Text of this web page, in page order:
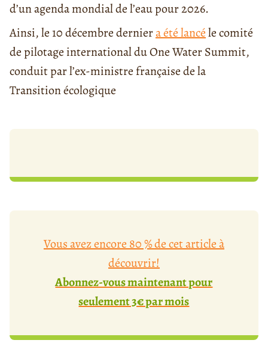
d’un agenda mondial de l’eau pour 2026.
Ainsi, le 10 décembre derniera été lancéle comité
de pilotage international du One Water Summit,
conduit par l’ex-ministre française de la
Transition écologique
Vous avez encore 80 % de cet article à
découvrir!
Abonnez-vous maintenant pour
seulement 3€ par mois